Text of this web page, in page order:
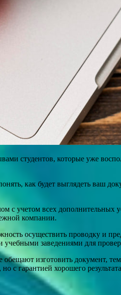
студентов, которые уже
как будет выглядеть ваш
с учетом всех дополнительных
компании.
осуществить проводку и
учебными заведениями для
обещают изготовить документ,
с гарантией хорошего